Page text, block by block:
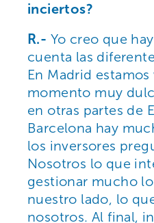
inciertos?
R.- Yo creo que
cuenta las
En Madrid
momento muy
en otras partes de
Barcelona hay
los inversores
Nosotros lo que
gestionar mucho
nuestro lado, lo
nosotros. Al final,